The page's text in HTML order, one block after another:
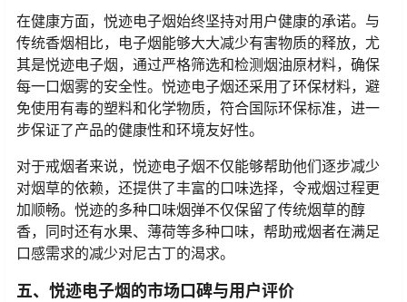
在健康方面，悦迹电子烟始终坚持对用户健康的承诺。与
传统香烟相比，电子烟能够大大减少有害物质的释放，尤
其是悦迹电子烟，通过严格筛选和检测烟油原材料，确保
每一口烟雾的安全性。悦迹电子烟还采用了环保材料，避
免使用有毒的塑料和化学物质，符合国际环保标准，进一
步保证了产品的健康性和环境友好性。
对于戒烟者来说，悦迹电子烟不仅能够帮助他们逐步减少
对烟草的依赖，还提供了丰富的口味选择，令戒烟过程更
加顺畅。悦迹的多种口味烟弹不仅保留了传统烟草的醇
香，同时还有水果、薄荷等多种口味，帮助戒烟者在满足
口感需求的减少对尼古丁的渴求。
五、悦迹电子烟的市场口碑与用户评价